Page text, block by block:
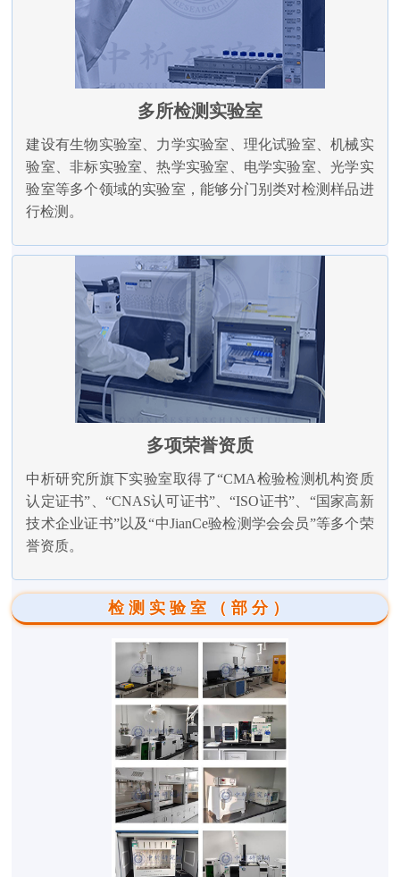
多所检测实验室
建设有生物实验室、力学实验室、理化试验室、机械实
验室、非标实验室、热学实验室、电学实验室、光学实
验室等多个领域的实验室，能够分门别类对检测样品进
行检测。
多项荣誉资质
中析研究所旗下实验室取得了“CMA检验检测机构资质
认定证书”、“CNAS认可证书”、“ISO证书”、“国家高新
技术企业证书”以及“中JianCe验检测学会会员”等多个荣
誉资质。
检测实验室（部分）